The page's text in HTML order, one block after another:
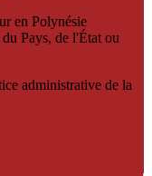
en Polynésie
Pays, de l'État ou
administrative de la